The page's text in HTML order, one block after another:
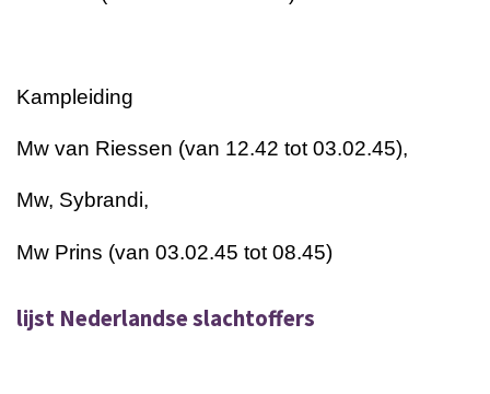
Kampleiding
Mw van Riessen (van 12.42 tot 03.02.45),
Mw, Sybrandi,
Mw Prins (van 03.02.45 tot 08.45)
lijst Nederlandse slachtoffers